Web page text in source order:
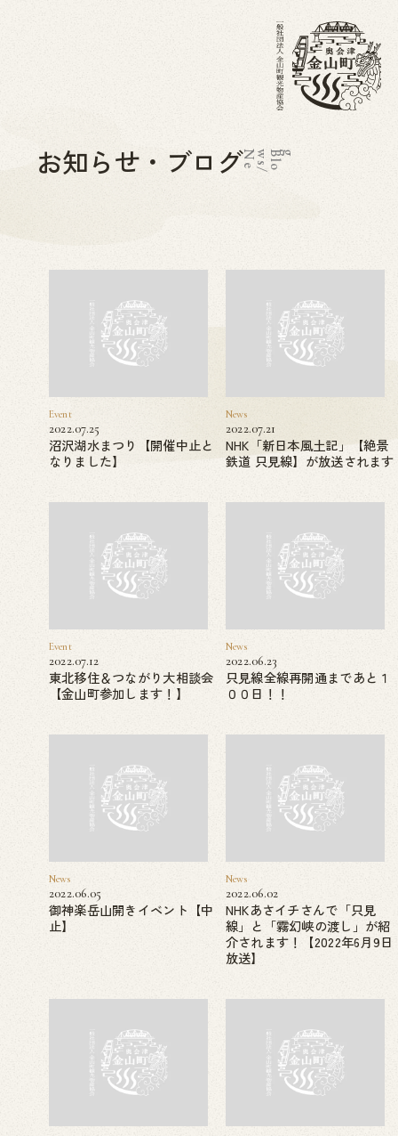
お知らせ・ブログN
e
w
s
/
B
l
o g
Event
2022.07.25
沼沢湖水まつり【開催中止と
なりました】
News
2022.07.21
NHK「新日本風土記」【絶景
鉄道 只見線】が放送されます
Event
2022.07.12
東北移住＆つながり大相談会
【金山町参加します！】
News
2022.06.23
只見線全線再開通まであと１
００日！！
News
2022.06.05
御神楽岳山開きイベント【中
止】
News
2022.06.02
NHKあさイチさんで「只見
線」と「霧幻峡の渡し」が紹
介されます！【2022年6月9日
放送】